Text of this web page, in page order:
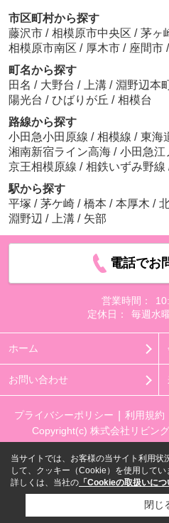
市区町村から探す
藤沢市 / 相模原市中央区 / 茅ヶ
相模原市南区 / 厚木市 / 座間市 /
町名から探す
田名 / 大野台 / 上溝 / 淵野辺本
陽光台 / ひばりが丘 / 相模台
路線から探す
小田急小田原線 / 相模線 / 東海
湘南新宿ライン高海 / 小田急江
京王相模原線 / 相鉄いずみ野線
駅から探す
平塚 / 茅ケ崎 / 橋本 / 本厚木 /
淵野辺 / 上溝 / 矢部
電話でお
営業時間：
定休日：
毎週水
ホーム
お問い合わせ
プライバシーポリシー 利用規約
Copyright(c) 株式会社リビン
当サイトでは、お客様の当サイト利用状
して、クッキー（Cookie）を使用してい
詳しくは、当社の 「Cookieの取扱いにつ
閉じ